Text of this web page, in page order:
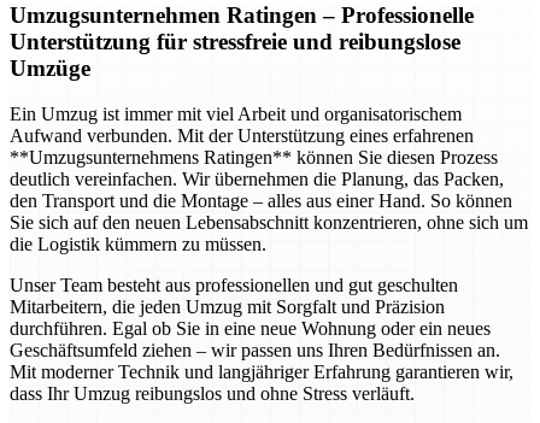
Umzugsunternehmen Ratingen – Professionelle
Unterstützung für stressfreie und reibungslose
Umzüge
Ein Umzug ist immer mit viel Arbeit und organisatorischem
Aufwand verbunden. Mit der Unterstützung eines erfahrenen
**Umzugsunternehmens Ratingen** können Sie diesen Prozess
deutlich vereinfachen. Wir übernehmen die Planung, das Packen,
den Transport und die Montage – alles aus einer Hand. So können
Sie sich auf den neuen Lebensabschnitt konzentrieren, ohne sich um
die Logistik kümmern zu müssen.
Unser Team besteht aus professionellen und gut geschulten
Mitarbeitern, die jeden Umzug mit Sorgfalt und Präzision
durchführen. Egal ob Sie in eine neue Wohnung oder ein neues
Geschäftsumfeld ziehen – wir passen uns Ihren Bedürfnissen an.
Mit moderner Technik und langjähriger Erfahrung garantieren wir,
dass Ihr Umzug reibungslos und ohne Stress verläuft.